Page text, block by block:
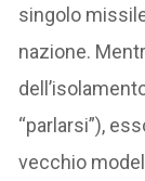
singolo
nazione.
“parlarsi”),
vecchio